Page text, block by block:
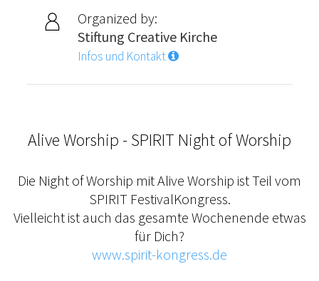
Organized by:
Stiftung Creative Kirche
Infos und Kontakt
Alive Worship - SPIRIT Night of Worship
Die Night of Worship mit Alive Worship ist Teil vom
SPIRIT FestivalKongress.
Vielleicht ist auch das gesamte Wochenende etwas
für Dich?
www.spirit-kongress.de